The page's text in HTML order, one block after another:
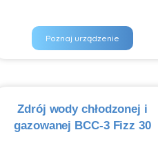
Poznaj urządzenie
Zdrój wody chłodzonej i
gazowanej BCC-3 Fizz 30